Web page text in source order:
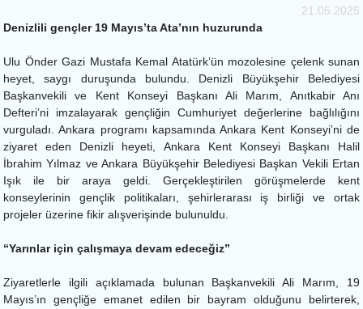
21.05.2025
Denizlili gençler 19 Mayıs’ta Ata’nın huzurunda
Ulu Önder Gazi Mustafa Kemal Atatürk’ün mozolesine çelenk sunan
heyet, saygı duruşunda bulundu. Denizli Büyükşehir Belediyesi
Başkanvekili ve Kent Konseyi Başkanı Ali Marım, Anıtkabir Anı
Defteri’ni imzalayarak gençliğin Cumhuriyet değerlerine bağlılığını
vurguladı. Ankara programı kapsamında Ankara Kent Konseyi’ni de
ziyaret eden Denizli heyeti, Ankara Kent Konseyi Başkanı Halil
İbrahim Yılmaz ve Ankara Büyükşehir Belediyesi Başkan Vekili Ertan
Işık ile bir araya geldi. Gerçekleştirilen görüşmelerde kent
konseylerinin gençlik politikaları, şehirlerarası iş birliği ve ortak
projeler üzerine fikir alışverişinde bulunuldu.
“Yarınlar için çalışmaya devam edeceğiz”
Ziyaretlerle ilgili açıklamada bulunan Başkanvekili Ali Marım, 19
Mayıs’ın gençliğe emanet edilen bir bayram olduğunu belirterek,